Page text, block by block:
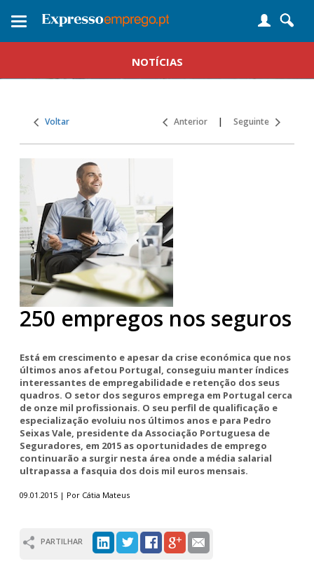
Toggle
NOTÍCIAS
Voltar Anterior | Seguinte
250 empregos nos seguros
Está em crescimento e apesar da crise económica que nos
últimos anos afetou Portugal, conseguiu manter índices
interessantes de empregabilidade e retenção dos seus
quadros. O setor dos seguros emprega em Portugal cerca
de onze mil profissionais. O seu perfil de qualificação e
especialização evoluiu nos últimos anos e para Pedro
Seixas Vale, presidente da Associação Portuguesa de
Seguradores, em 2015 as oportunidades de emprego
continuarão a surgir nesta área onde a média salarial
ultrapassa a fasquia dos dois mil euros mensais.
09.01.2015 | Por Cátia Mateus
PARTILHAR